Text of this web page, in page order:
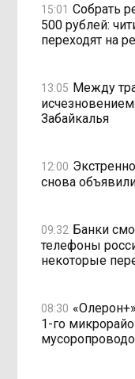
15:01 Собрать
500 рублей:
переходят на
13:05 Между
Забайкалья
12:00
снова
09:32 Банки
телефоны
некоторые
08:30
1-го